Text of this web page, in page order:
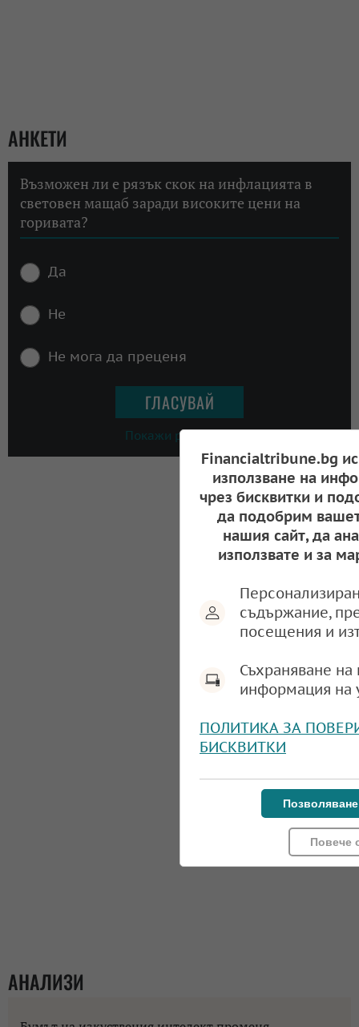
АНКЕТИ
Възможен ли е рязък скок на инфлацията в
световен мащаб заради високите цени на
горивата?
Да
Не
Не мога да преценя
Покажи резултати
АНАЛИЗИ
Financialtribune.bg
използване на
чрез бисквитки и
да подобрим
нашия сайт, да
използвате и за
съдържание,
посещения и
Съхраняване
информация на
ПОЛИТИКА ЗА
БИСКВИТКИ
Повече